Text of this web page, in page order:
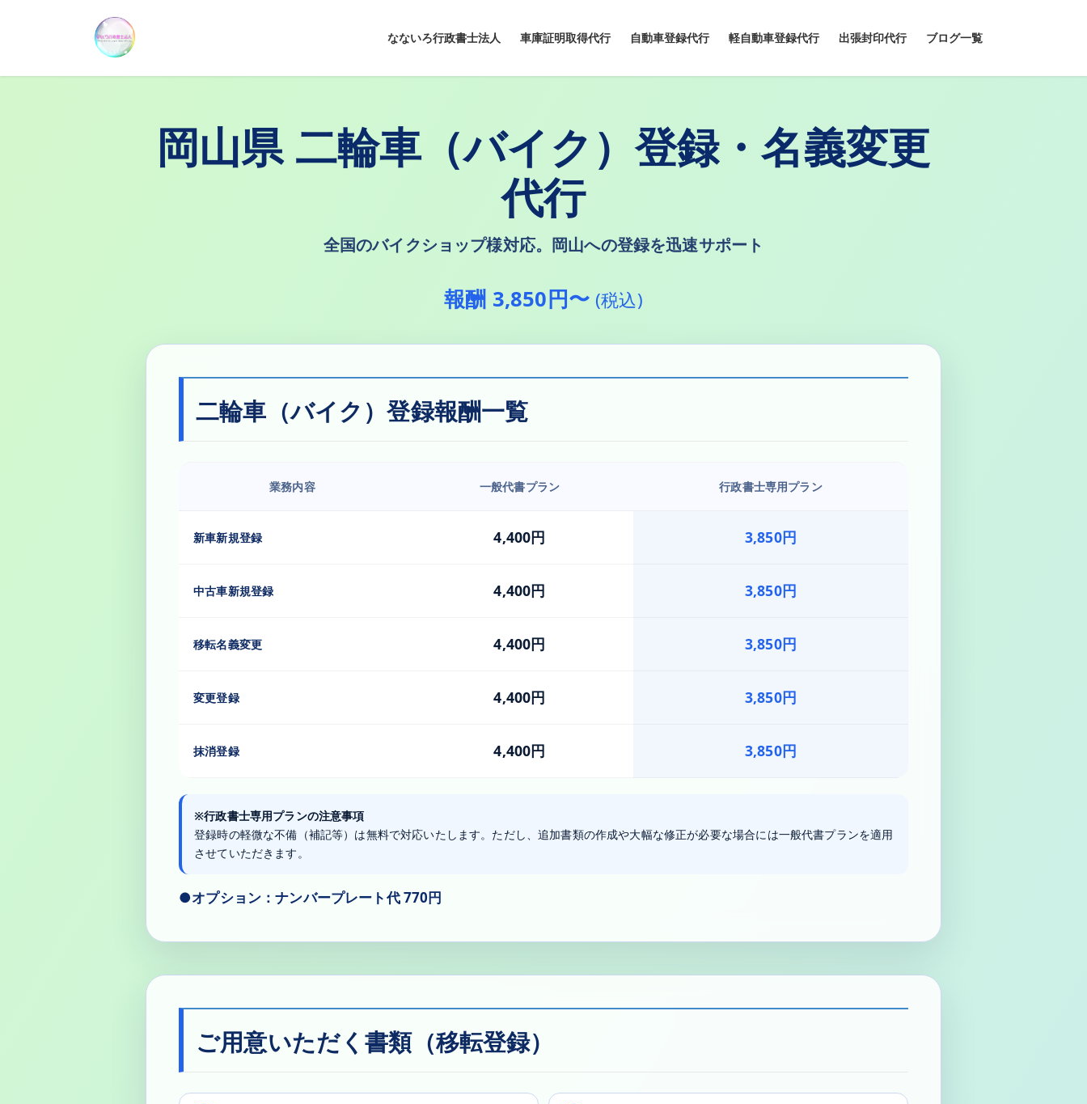
なないろ行政書士法人 車庫証明取得代行 自動車登録代行 軽自動車登録代行 出張封印代行 ブログ一覧
岡山県 二輪車（バイク）登録・名義変更
代行
全国のバイクショップ様対応。岡山への登録を迅速サポート
報酬 3,850円〜 (税込)
二輪車（バイク）登録報酬一覧
業務内容 一般代書プラン 行政書士専用プラン
新車新規登録 4,400円 3,850円
中古車新規登録 4,400円 3,850円
移転名義変更 4,400円 3,850円
変更登録 4,400円 3,850円
抹消登録 4,400円 3,850円
※行政書士専用プランの注意事項
登録時の軽微な不備（補記等）は無料で対応いたします。ただし、追加書類の作成や大幅な修正が必要な場合には一般代書プランを適用
させていただきます。
●オプション：ナンバープレート代 770円
ご用意いただく書類（移転登録）